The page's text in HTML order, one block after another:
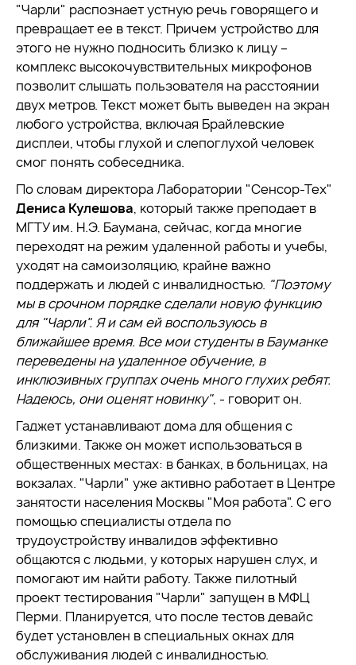
"Чарли" распознает устную речь говорящего и
превращает ее в текст. Причем устройство для
этого не нужно подносить близко к лицу –
комплекс высокочувствительных микрофонов
позволит слышать пользователя на расстоянии
двух метров. Текст может быть выведен на экран
любого устройства, включая Брайлевские
дисплеи, чтобы глухой и слепоглухой человек
смог понять собеседника.
По словам директора Лаборатории "Сенсор-Тех"
Дениса Кулешова, который также преподает в
МГТУ им. Н.Э. Баумана, сейчас, когда многие
переходят на режим удаленной работы и учебы,
уходят на самоизоляцию, крайне важно
поддержать и людей с инвалидностью. "Поэтому
мы в срочном порядке сделали новую функцию
для "Чарли". Я и сам ей воспользуюсь в
ближайшее время. Все мои студенты в Бауманке
переведены на удаленное обучение, в
инклюзивных группах очень много глухих ребят.
Надеюсь, они оценят новинку", - говорит он.
Гаджет устанавливают дома для общения с
близкими. Также он может использоваться в
общественных местах: в банках, в больницах, на
вокзалах. "Чарли" уже активно работает в Центре
занятости населения Москвы "Моя работа". С его
помощью специалисты отдела по
трудоустройству инвалидов эффективно
общаются с людьми, у которых нарушен слух, и
помогают им найти работу. Также пилотный
проект тестирования "Чарли" запущен в МФЦ
Перми. Планируется, что после тестов девайс
будет установлен в специальных окнах для
обслуживания людей с инвалидностью.